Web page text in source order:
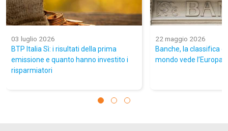
03 luglio 2026
BTP Italia Sì: i risultati della prima
emissione e quanto hanno investito i
risparmiatori
22 maggio 2026
Banche, la classifica
mondo vede l’Europa